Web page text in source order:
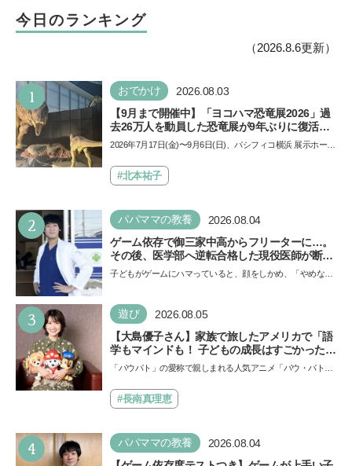
今日のランキング
（2026.8.6更新）
1 おでかけ 2026.08.03
【9月まで開催中】「ヨコハマ恐竜展2026」過
去26万人を動員した恐竜展が9年ぶりに復活！
夏休みのおでかけで楽しむポイントを完全ガイ
2026年7月17日(金)〜9月6日(日)、パシフィコ横浜 展示ホール
催…#北本祐子
2 パパママの教養 2026.08.04
ゲーム依存で御三家中高からフリーターに…。
その後、医学部へ逆転合格した現役医師が断言
「ゲームの経験が受験勉強に役立った」そう考
子どもがゲームにハマっていると、顔をしかめ、「やめなさ
い…
3 遊び 2026.08.05
【大島優子さん】家族で旅したアメリカで「語
学もマインドも！ 子どもの成長はすごかった」
声優をつとめた映画『パウ・パトロール ザ・ダ
できると子どもに知ってほしい
「パウパト」の愛称で親しまれる人気アニメ「パウ・パトロ
ザ…#長南真理恵
4 パパママの教養 2026.08.04